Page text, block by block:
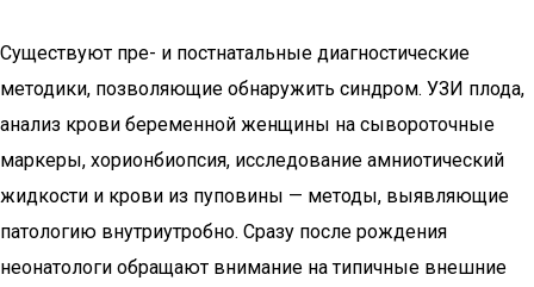
Существуют пре- и постнатальные диагностические
методики, позволяющие обнаружить синдром. УЗИ плода,
анализ крови беременной женщины на сывороточные
маркеры, хорионбиопсия, исследование амниотический
жидкости и крови из пуповины — методы, выявляющие
патологию внутриутробно. Сразу после рождения
неонатологи обращают внимание на типичные внешние